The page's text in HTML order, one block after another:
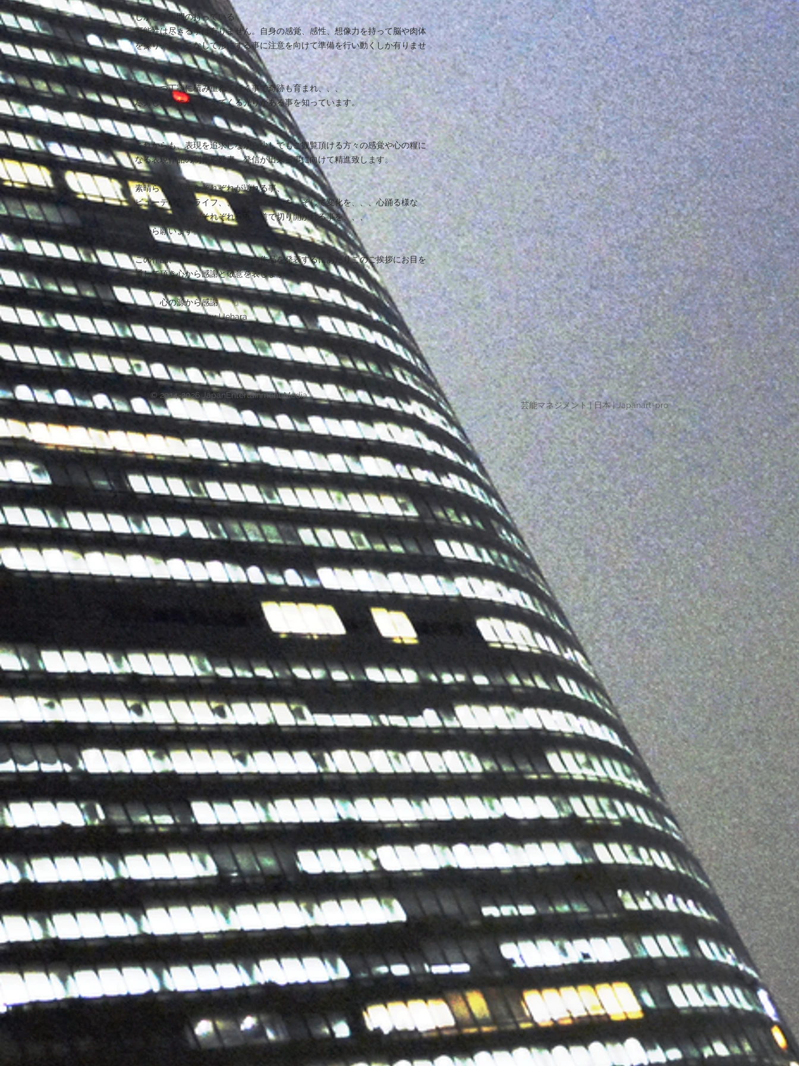
しかし、人間の持っている
可能性は尽きる事は有りません。自身の感覚、感性、想像力を持って脳や肉体
を操り、使いこなして形にする事に注意を向けて準備を行い動くしか有りませ
ん。
一つ一つ丁寧に積み重ねて行く事で奇跡も育まれ、、、
尽力した先に必ず見えてくる光りがある事を知っています。
これからも、表現を追求しながら少しでもご観覧頂ける方々の感覚や心の糧に
なる表現作品の制作や発表、発信が出来る事に向けて精進致します。
素晴らしい人生をそれぞれが送れる事、
ビューティフルライフ、、、人生に潤いを、そして変化を、、、心踊る様な
日々をそれぞれがそれぞれの望む道で切り開かれる事を、、、
心から願います。
この作品、そして小さな私のこの作品を発表するにあたりこのご挨拶にお目を
通して頂き心から感謝と敬意を表します。
『有難うございます、、、。
心の源から感謝 』
Tonny Uehara
© 2014-2026 JapanEntertainment Media
芸能マネジメント | 日本 | Japanart-pro